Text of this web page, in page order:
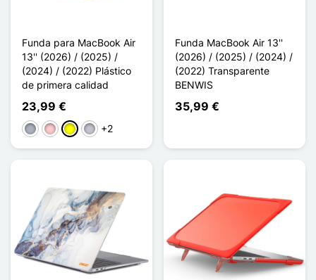
Funda para MacBook Air
13'' (2026) / (2025) /
(2024) / (2022) Plástico
de primera calidad
23,99 €
Gris RosaAmarilloGris Lavande
+2
Funda MacBook Air 13''
(2026) / (2025) / (2024) /
(2022) Transparente
BENWIS
35,99 €